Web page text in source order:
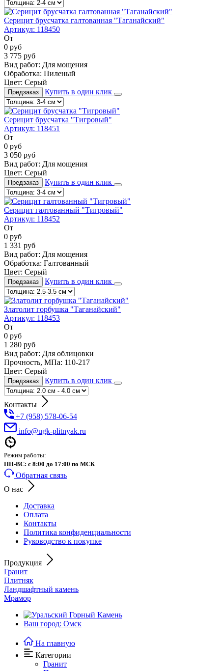
Серицит брусчатка галтованная "Таганайский"
Артикул: 118450
От
0 руб
3 775 руб
Вид работ: Для мощения
Обработка: Пиленый
Цвет: Серый
Предзаказ Купить в один клик
Серицит брусчатка "Тигровый"
Артикул: 118451
От
0 руб
3 050 руб
Вид работ: Для мощения
Цвет: Серый
Предзаказ Купить в один клик
Серицит галтованный "Тигровый"
Артикул: 118452
От
0 руб
1 331 руб
Вид работ: Для мощения
Обработка: Галтованный
Цвет: Серый
Предзаказ Купить в один клик
Златолит горбушка "Таганайский"
Артикул: 118453
От
0 руб
1 280 руб
Вид работ: Для облицовки
Прочность, МПа: 110-217
Цвет: Серый
Предзаказ Купить в один клик
Контакты
+7 (958) 578-06-54
info@ugk-plitnyak.ru
Режим работы:
ПН-ВС: с 8:00 до 17:00 по МСК
Обратная связь
О нас
Доставка
Оплата
Контакты
Политика конфиденциальности
Руководство к покупке
Продукция
Гранит
Плитняк
Ландшафтный камень
Мрамор
Ваш город: Омск
На главную
Категории
Гранит